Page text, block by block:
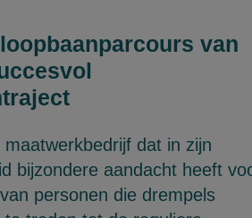
van
dat in zijn
bijzondere aandacht heeft
personen die drempels